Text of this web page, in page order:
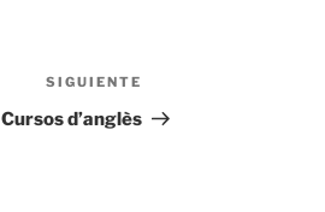
entrada
SIGUIENTE
Cursos d’anglès